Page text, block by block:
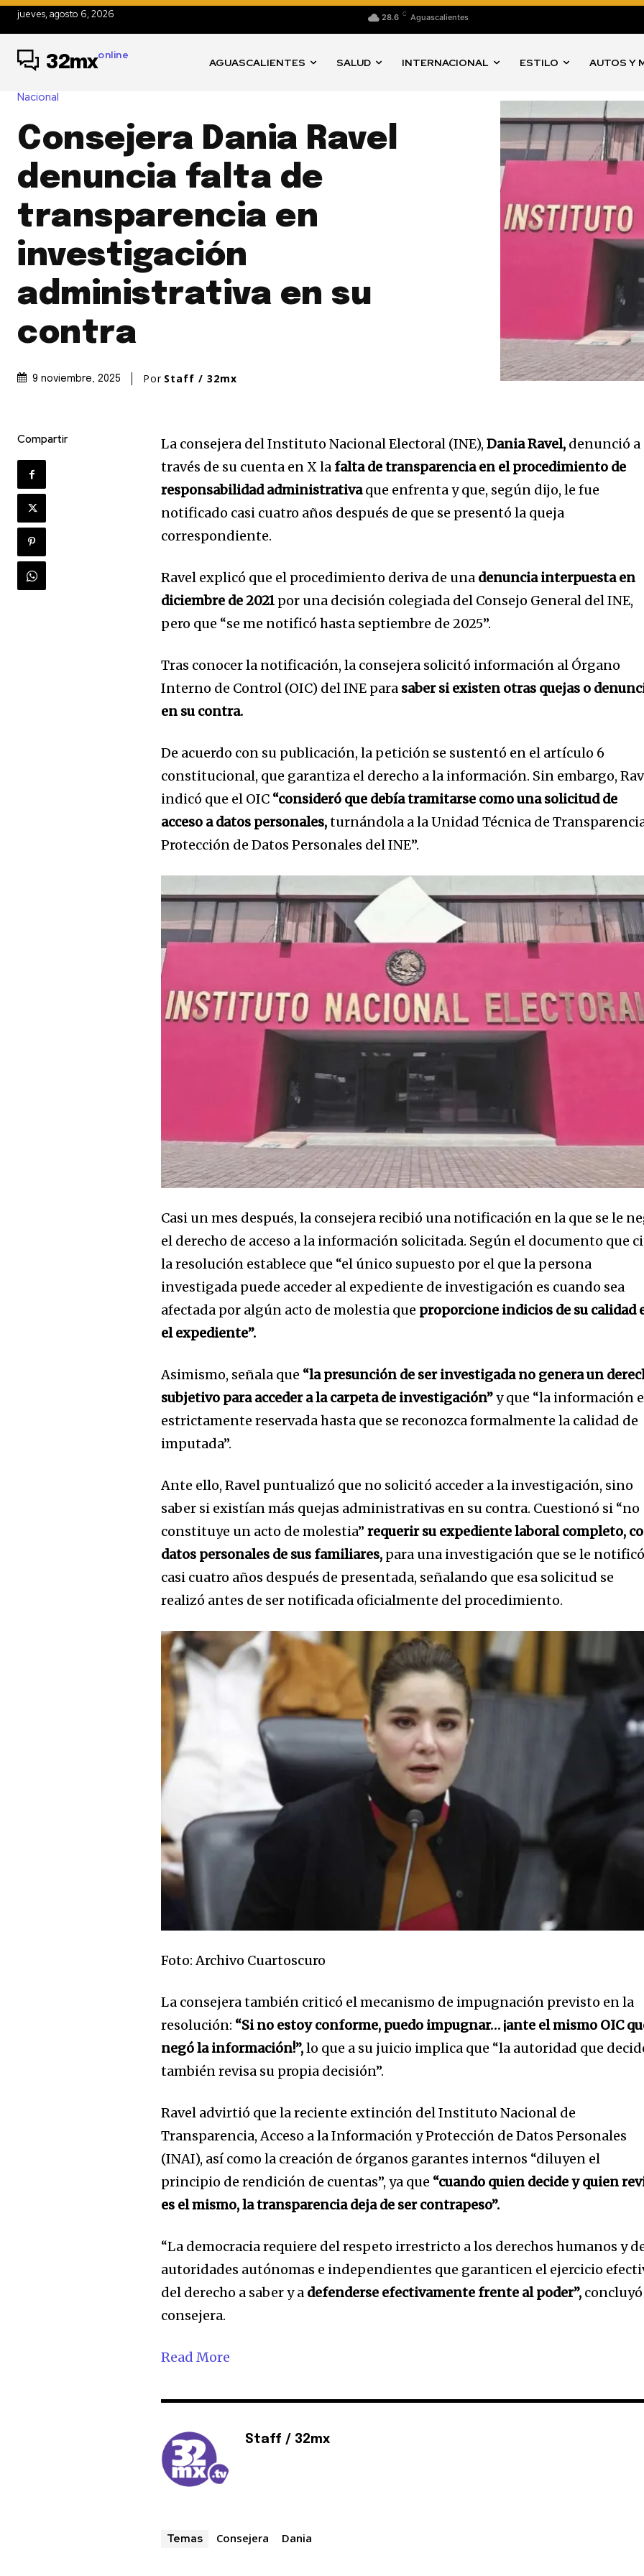
Únete a nuestra
comunidad de
suscriptores y sé parte de
Para suscribirte, solo escribe tu dirección de correo eletrónico y da
click en el botón de "suscribir". No te preocupes, respetamos tu
privacidad y no enviaremos correo basura a tu INBOX. Tu información
está segura con nosotros.
32,111
Seguidores
32,214
Seguidores
28.6 C Aguascalientes
jueves, agosto 6, 2026
32mxonline
AGUASCALIENTES SALUD INTERNACIONAL ESTILO AUTOS Y
Nacional
Consejera Dania Ravel
denuncia falta de
transparencia en
investigación
administrativa en su
contra
9 noviembre, 2025 Por Staff / 32mx
Compartir La consejera del Instituto Nacional Electoral (INE),Dania Ravel, denunció a
través de su cuenta en X la falta de transparencia en el procedimiento de
responsabilidad administrativaque enfrenta y que, según dijo, le fue
notificado casi cuatro años después de que se presentó la queja
correspondiente.
Ravel explicó que el procedimiento deriva de una denuncia interpuesta en
diciembre de 2021 por una decisión colegiada del Consejo General del INE,
pero que “se me notificó hasta septiembre de 2025”.
Tras conocer la notificación, la consejera solicitó información al Órgano
Interno de Control (OIC) del INE para saber si existen otras quejas o
en su contra.
De acuerdo con su publicación, la petición se sustentó en el artículo 6
constitucional, que garantiza el derecho a la información. Sin embargo,
indicó que el OIC “consideró que debía tramitarse como una solicitud de
acceso a datos personales,turnándola a la Unidad Técnica de
Protección de Datos Personales del INE”.
Casi un mes después, la consejera recibió una notificación en la que se le
el derecho de acceso a la información solicitada. Según el documento que
la resolución establece que “el único supuesto por el que la persona
investigada puede acceder al expediente de investigación es cuando sea
afectada por algún acto de molestia que proporcione indicios de su calidad
el expediente”.
Asimismo, señala que “la presunción de ser investigada no genera un
subjetivo para acceder a la carpeta de investigación”y que “la información
estrictamente reservada hasta que se reconozca formalmente la calidad de
imputada”.
Ante ello, Ravel puntualizó que no solicitó acceder a la investigación, sino
saber si existían más quejas administrativas en su contra. Cuestionó si “no
constituye un acto de molestia”requerir su expediente laboral completo,
datos personales de sus familiares, para una investigación que se le notificó
casi cuatro años después de presentada, señalando que esa solicitud se
realizó antes de ser notificada oficialmente del procedimiento.
Foto: Archivo Cuartoscuro
La consejera también criticó el mecanismo de impugnación previsto en la
resolución: “Si no estoy conforme, puedo impugnar… ¡ante el mismo OIC
negó la información!”,lo que a su juicio implica que “la autoridad que
también revisa su propia decisión”.
Ravel advirtió que la reciente extinción del Instituto Nacional de
Transparencia, Acceso a la Información y Protección de Datos Personales
(INAI), así como la creación de órganos garantes internos “diluyen el
principio de rendición de cuentas”, ya que “cuando quien decide y quien
es el mismo, la transparencia deja de ser contrapeso”.
“La democracia requiere del respeto irrestricto a los derechos humanos y
autoridades autónomas e independientes que garanticen el ejercicio
del derecho a saber y a defenderse efectivamente frente al poder”,
consejera.
Read More
Staff / 32mx
Temas Consejera Dania